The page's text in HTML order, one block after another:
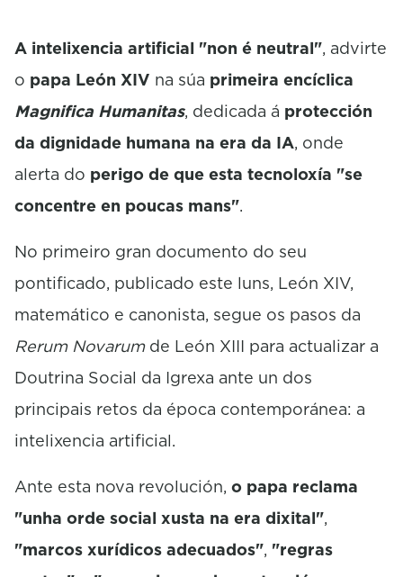
1
s
e
o
d
A intelixencia artificial "non é neutral", advirte
o papa León XIV na súa primeira encíclica
Magnifica Humanitas, dedicada á protección
da dignidade humana na era da IA, onde
alerta do perigo de que esta tecnoloxía "se
concentre en poucas mans".
No primeiro gran documento do seu
pontificado, publicado este luns, León XIV,
matemático e canonista, segue os pasos da
Rerum Novarumde León XIII para actualizar a
Doutrina Social da Igrexa ante un dos
principais retos da época contemporánea: a
intelixencia artificial.
Ante esta nova revolución, o papa reclama
"unha orde social xusta na era dixital",
"marcos xurídicos adecuados", "regras